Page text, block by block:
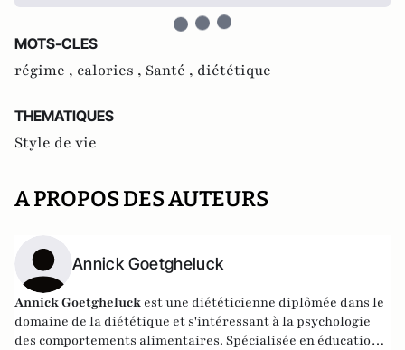
MOTS-CLES
régime , calories , Santé , diététique
THEMATIQUES
Style de vie
A PROPOS DES AUTEURS
Annick Goetgheluck
Annick Goetgheluck est une diététicienne diplômée dans le
domaine de la diététique et s'intéressant à la psychologie
des comportements alimentaires. Spécialisée en éducation